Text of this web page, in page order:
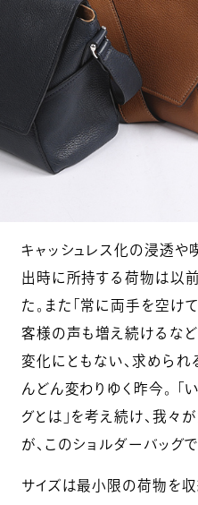
キャッシュレス化の浸透や
出時に所持する荷物は以
た。また「常に両手を空け
客様の声も増え続けるなど
変化にともない、求められ
んどん変わりゆく昨今。 「
グとは」を考え続け、我々
が、このショルダーバッグで
サイズは最小限の荷物を